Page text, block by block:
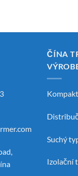
ČÍNA
Suchý
Izolační